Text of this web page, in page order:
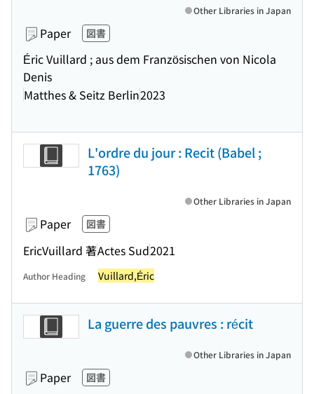
Paper 図書
Éric Vuillard ; aus dem Französischen von Nicola
Denis
Matthes & Seitz Berlin2023
Other Libraries in Japan
L'ordre du jour : Recit (Babel ;
1763)
Paper 図書
EricVuillard 著Actes Sud2021
Other Libraries in Japan
Author Heading Vuillard,Éric
La guerre des pauvres : récit
Paper 図書
Other Libraries in Japan